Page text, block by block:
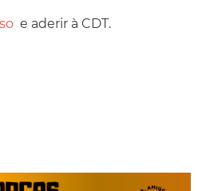
e aderir à CDT.